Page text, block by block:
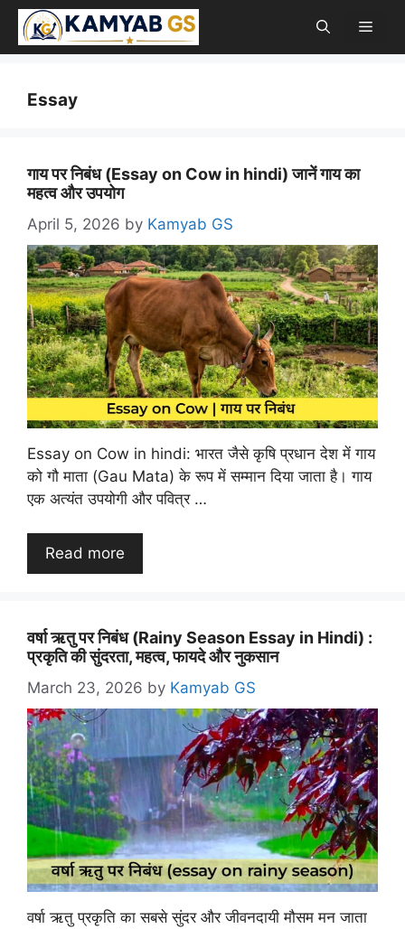
Skip
content
Essay
गाय पर निबंध (Essay on Cow in hindi) जानें गाय का
महत्व और उपयोग
April 5, 2026 by Kamyab GS
Essay on Cow in hindi: भारत जैसे कृषि प्रधान देश में गाय
को गौ माता (Gau Mata) के रूप में सम्मान दिया जाता है। गाय
एक अत्यंत उपयोगी और पवित्र …
Read more
वर्षा ऋतु पर निबंध (Rainy Season Essay in Hindi) :
प्रकृति की सुंदरता, महत्व, फायदे और नुकसान
March 23, 2026 by Kamyab GS
वर्षा ऋतु प्रकृति का सबसे सुंदर और जीवनदायी मौसम मन जाता